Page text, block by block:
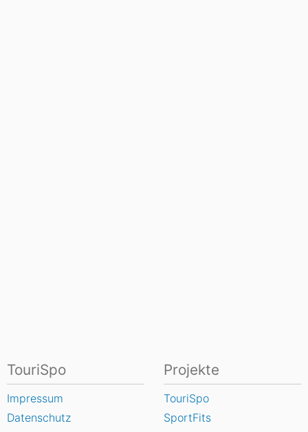
TouriSpo
Impressum
Datenschutz
Projekte
TouriSpo
SportFits